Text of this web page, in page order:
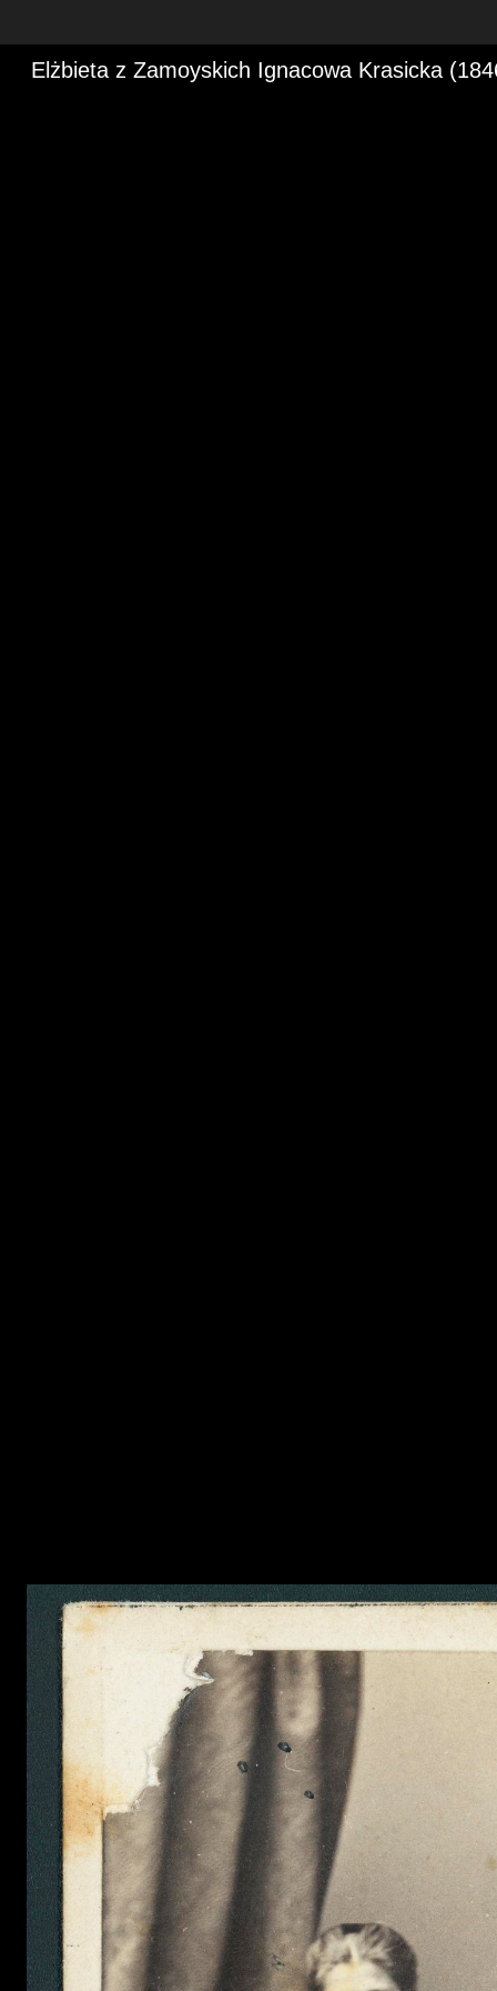
Elżbieta z Zamoyskich Ignacowa Krasicka